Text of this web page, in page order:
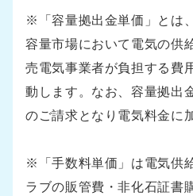
※「容量拠出金単価」とは
容量市場において電気の供
売電気事業者が負担する費
動します。なお、容量拠出
のご請求となり電気料金に
※「手数料単価」は電気供
ラブの販管費・非化石証書